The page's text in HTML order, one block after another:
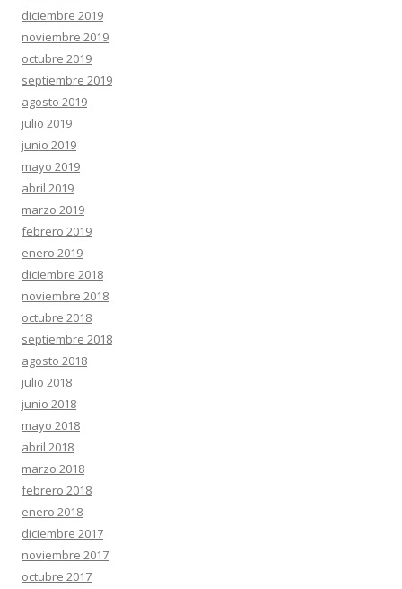
diciembre 2019
noviembre 2019
octubre 2019
septiembre 2019
agosto 2019
julio 2019
junio 2019
mayo 2019
abril 2019
marzo 2019
febrero 2019
enero 2019
diciembre 2018
noviembre 2018
octubre 2018
septiembre 2018
agosto 2018
julio 2018
junio 2018
mayo 2018
abril 2018
marzo 2018
febrero 2018
enero 2018
diciembre 2017
noviembre 2017
octubre 2017